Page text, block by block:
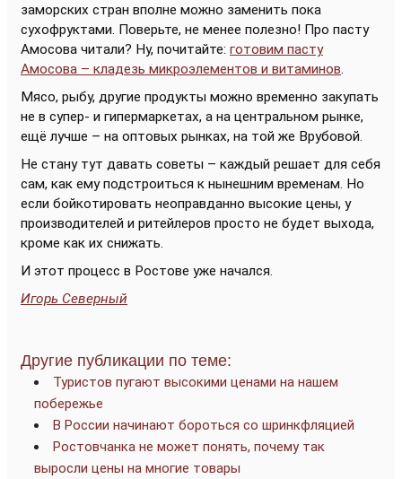
заморских стран вполне можно заменить пока
сухофруктами. Поверьте, не менее полезно! Про пасту
Амосова читали? Ну, почитайте: готовим пасту
Амосова – кладезь микроэлементов и витаминов.
Мясо, рыбу, другие продукты можно временно закупать
не в супер- и гипермаркетах, а на центральном рынке,
ещё лучше – на оптовых рынках, на той же Врубовой.
Не стану тут давать советы – каждый решает для себя
сам, как ему подстроиться к нынешним временам. Но
если бойкотировать неоправданно высокие цены, у
производителей и ритейлеров просто не будет выхода,
кроме как их снижать.
И этот процесс в Ростове уже начался.
Игорь Северный
Другие публикации по теме:
Туристов пугают высокими ценами на нашем
побережье
В России начинают бороться со шринкфляцией
Ростовчанка не может понять, почему так
выросли цены на многие товары